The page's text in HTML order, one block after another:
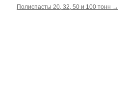
Полиспасты 20, 32, 50 и 100 тонн →